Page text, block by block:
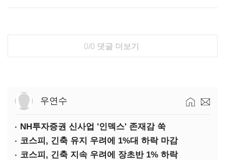
0/0 댓글 더보기
우연수
NH투자증권 신사업 '인덱스' 존재감 쑥
코스피, 긴축 유지 우려에 1%대 하락 마감
코스피, 긴축 지속 우려에 장초반 1% 하락